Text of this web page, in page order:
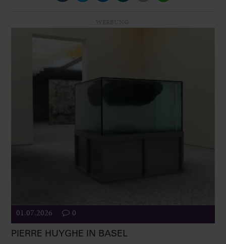
01.07.2026 0
PIERRE HUYGHE IN BASEL